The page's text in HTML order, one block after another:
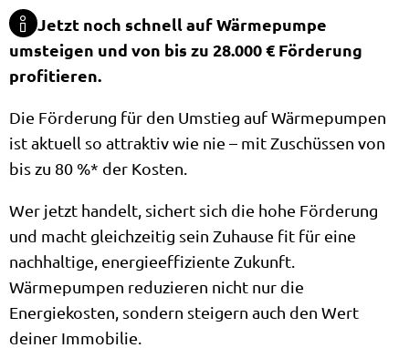
Jetzt noch schnell auf Wärmepumpe
umsteigen und von bis zu 28.000 € Förderung
profitieren.
Die Förderung für den Umstieg auf Wärmepumpen
ist aktuell so attraktiv wie nie – mit Zuschüssen von
bis zu 80 %* der Kosten.
Wer jetzt handelt, sichert sich die hohe Förderung
und macht gleichzeitig sein Zuhause fit für eine
nachhaltige, energieeffiziente Zukunft.
Wärmepumpen reduzieren nicht nur die
Energiekosten, sondern steigern auch den Wert
deiner Immobilie.